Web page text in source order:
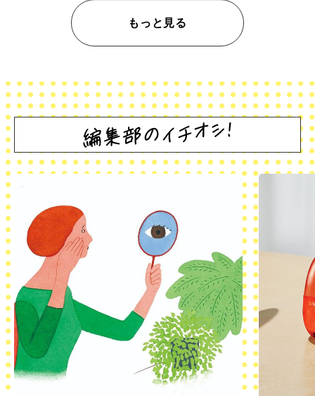
もっと見る